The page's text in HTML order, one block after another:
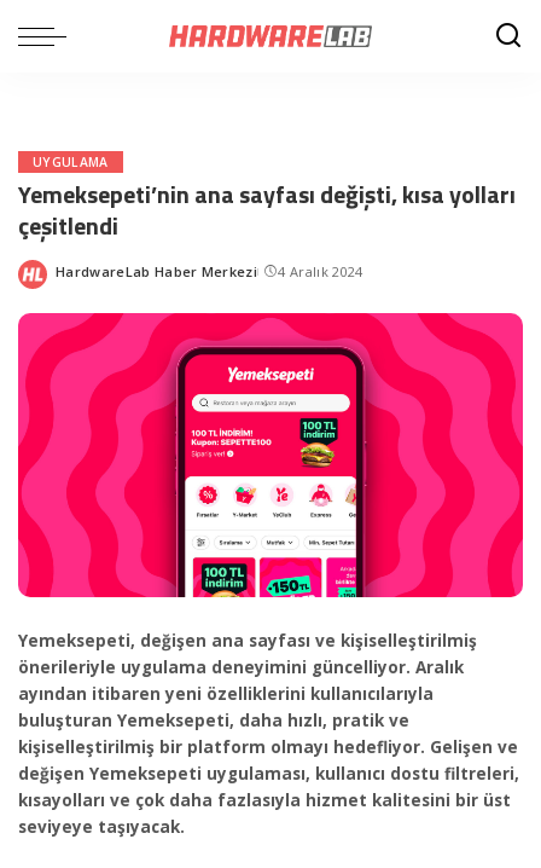
UYGULAMA
Yemeksepeti’nin ana sayfası değişti, kısa yolları
çeşitlendi
Posted
HardwareLab Haber Merkezi 4 Aralık 2024
Yemeksepeti, değişen ana sayfası ve kişiselleştirilmiş
önerileriyle uygulama deneyimini güncelliyor. Aralık
ayından itibaren yeni özelliklerini kullanıcılarıyla
buluşturan Yemeksepeti, daha hızlı, pratik ve
kişiselleştirilmiş bir platform olmayı hedefliyor. Gelişen ve
değişen Yemeksepeti uygulaması, kullanıcı dostu filtreleri,
kısayolları ve çok daha fazlasıyla hizmet kalitesini bir üst
seviyeye taşıyacak.